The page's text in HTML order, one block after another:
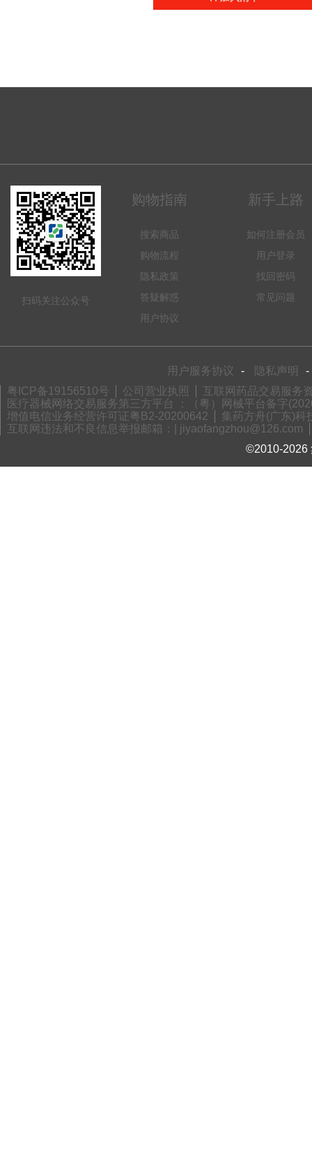
扫码关注公众号
购物指南
搜索商品
购物流程
隐私政策
答疑解惑
用户协议
新手上路
如何注册会员
用户登录
找回密码
常见问题
用户服务协议 - 隐私声明
-
粤ICP备19156510号
公司营业执照
互联网药品交易服务
医疗器械网络交易服务第三方平台 ：（粤）网械平台备字
增值电信业务经营许可证粤B2-20200642
集药方舟(广东)科
互联网违法和不良信息举报邮箱：| jiyaofangzhou@126.com
©2010-2026